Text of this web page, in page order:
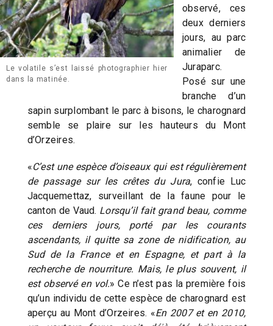
Le volatile s’est laissé photographier hier
dans la matinée.
observé, ces
deux derniers
jours, au parc
animalier de
Juraparc.
Posé sur une
branche d’un
sapin surplombant le parc à bisons, le charognard
semble se plaire sur les hauteurs du Mont
d’Orzeires.
«C’est une espèce d’oiseaux qui est régulièrement
de passage sur les crêtes du Jura, confie Luc
Jacquemettaz, surveillant de la faune pour le
canton de Vaud. Lorsqu’il fait grand beau, comme
ces derniers jours, porté par les courants
ascendants, il quitte sa zone de nidification, au
Sud de la France et en Espagne, et part à la
recherche de nourriture. Mais, le plus souvent, il
est observé en vol.» Ce n’est pas la première fois
qu’un individu de cette espèce de charognard est
aperçu au Mont d’Orzeires. «En 2007 et en 2010,